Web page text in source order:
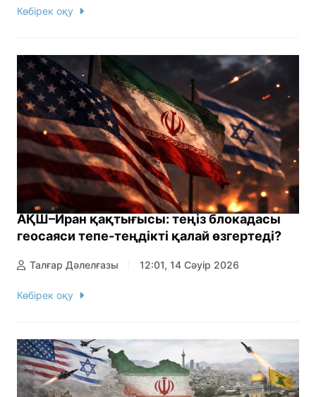
Көбірек оқу
АҚШ–Иран қақтығысы: теңіз блокадасы
геосаяси тепе-теңдікті қалай өзгертеді?
Талғар Дәлелғазы 12:01, 14 Сәуір 2026
Көбірек оқу